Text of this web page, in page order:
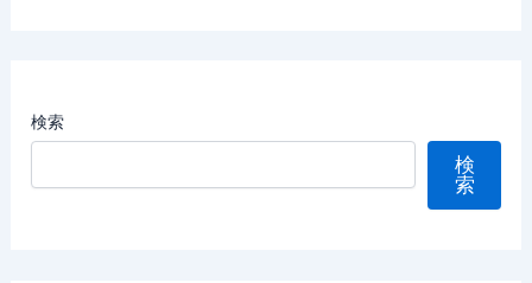
検索
検
索